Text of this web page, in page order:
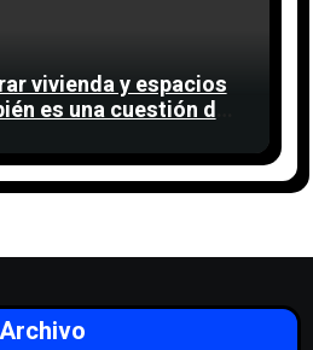
vivienda y espacios
es una cuestión de
Archivo